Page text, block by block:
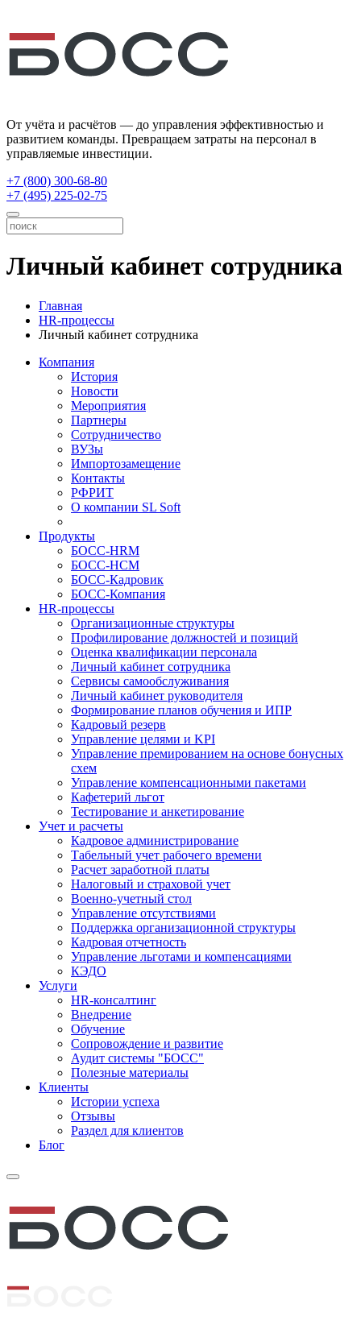
От учёта и расчётов — до управления эффективностью и
развитием команды. Превращаем затраты на персонал в
управляемые инвестиции.
+7 (800) 300-68-80
+7 (495) 225-02-75
Личный кабинет сотрудника
Главная
HR-процессы
Личный кабинет сотрудника
Компания
История
Новости
Мероприятия
Партнеры
Сотрудничество
ВУЗы
Импортозамещение
Контакты
РФРИТ
О компании SL Soft
Продукты
БОСС-HRM
БОСС-HCM
БОСС-Кадровик
БОСС-Компания
HR-процессы
Организационные структуры
Профилирование должностей и позиций
Оценка квалификации персонала
Личный кабинет сотрудника
Сервисы самообслуживания
Личный кабинет руководителя
Формирование планов обучения и ИПР
Кадровый резерв
Управление целями и KPI
Управление премированием на основе бонусных
схем
Управление компенсационными пакетами
Кафетерий льгот
Тестирование и анкетирование
Учет и расчеты
Кадровое администрирование
Табельный учет рабочего времени
Расчет заработной платы
Налоговый и страховой учет
Военно-учетный стол
Управление отсутствиями
Поддержка организационной структуры
Кадровая отчетность
Управление льготами и компенсациями
КЭДО
Услуги
HR-консалтинг
Внедрение
Обучение
Сопровождение и развитие
Аудит системы "БОСС"
Полезные материалы
Клиенты
Истории успеха
Отзывы
Раздел для клиентов
Блог